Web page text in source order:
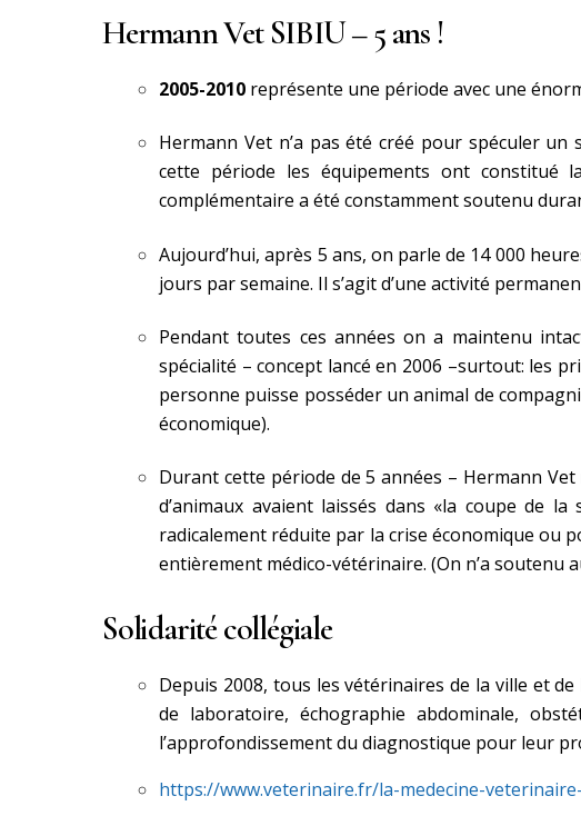
Hermann Vet SIBIU – 5 ans !
2005-2010 représente une période avec une
Hermann Vet n’a pas été créé pour spéculer un
cette période les équipements ont constitué
complémentaire a été constamment soutenu
Aujourd’hui, après 5 ans, on parle de 14 000
jours par semaine. Il s’agit d’une activité
Pendant toutes ces années on a maintenu
spécialité – concept lancé en 2006 –surtout: les
personne puisse posséder un animal de
économique).
Durant cette période de 5 années – Hermann
d’animaux avaient laissés dans «la coupe de
radicalement réduite par la crise économique ou
entièrement médico-vétérinaire. (On n’a soutenu
Solidarité collégiale
Depuis 2008, tous les vétérinaires de la ville et
de laboratoire, échographie abdominale,
l’approfondissement du diagnostique pour leur
https://www.veterinaire.fr/la-medecine-